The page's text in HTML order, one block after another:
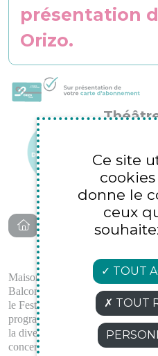
présentation
Orizo.
04 90
Maison de création, lieu
Balcon est un théâtre permanent
le Festival comme le reste de
programmation résolument
la diversité, et l’inclusivité en
concerts, de la danse, des
Ce site
donne le
ceux
TOUT
TOUT